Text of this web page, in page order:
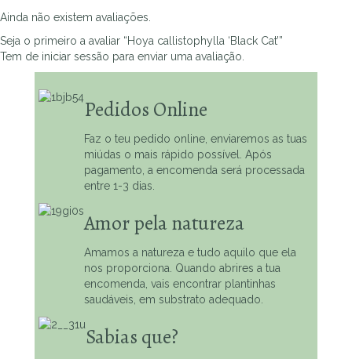
Ainda não existem avaliações.
Seja o primeiro a avaliar “Hoya callistophylla ‘Black Cat’”
Tem de iniciar sessão para enviar uma avaliação.
Pedidos Online
Faz o teu pedido online, enviaremos as tuas
miúdas o mais rápido possível. Após
pagamento, a encomenda será processada
entre 1-3 dias.
Amor pela natureza
Amamos a natureza e tudo aquilo que ela
nos proporciona. Quando abrires a tua
encomenda, vais encontrar plantinhas
saudáveis, em substrato adequado.
Sabias que?